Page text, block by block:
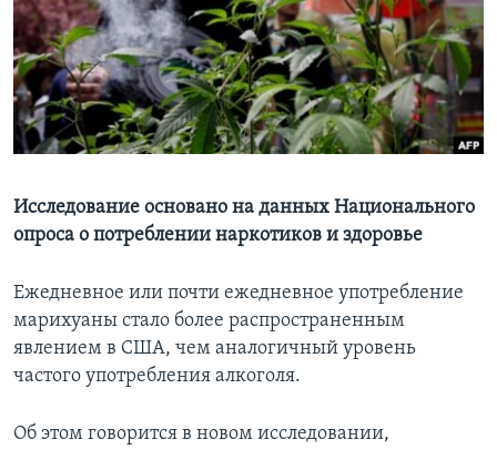
Learning English
СОЦИАЛЬНЫЕ СЕТИ
Языки
Исследование основано на данных Национального
опроса о потреблении наркотиков и здоровье
Ежедневное или почти ежедневное употребление
марихуаны стало более распространенным
явлением в США, чем аналогичный уровень
частого употребления алкоголя.
Об этом говорится в новом исследовании,